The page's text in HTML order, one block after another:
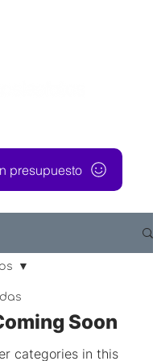
presupuesto
Soon
categories in this